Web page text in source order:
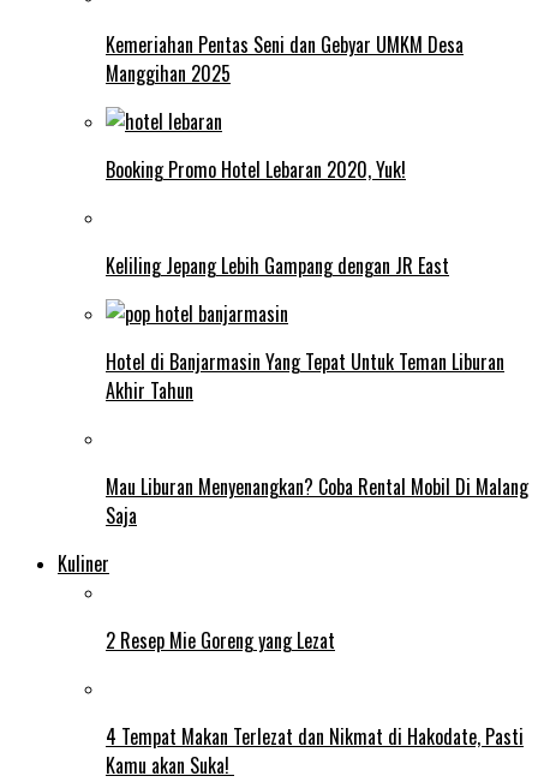
Kemeriahan Pentas Seni dan Gebyar UMKM Desa
Manggihan 2025
Booking Promo Hotel Lebaran 2020, Yuk!
Keliling Jepang Lebih Gampang dengan JR East
Hotel di Banjarmasin Yang Tepat Untuk Teman Liburan
Akhir Tahun
Mau Liburan Menyenangkan? Coba Rental Mobil Di Malang
Saja
Kuliner
2 Resep Mie Goreng yang Lezat
4 Tempat Makan Terlezat dan Nikmat di Hakodate, Pasti
Kamu akan Suka!